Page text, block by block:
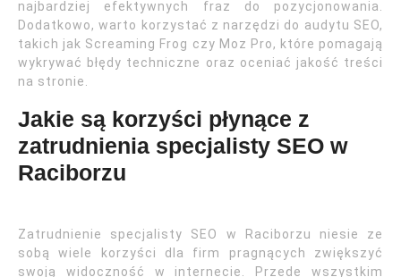
najbardziej efektywnych fraz do pozycjonowania.
Dodatkowo, warto korzystać z narzędzi do audytu SEO,
takich jak Screaming Frog czy Moz Pro, które pomagają
wykrywać błędy techniczne oraz oceniać jakość treści
na stronie.
Jakie są korzyści płynące z
zatrudnienia specjalisty SEO w
Raciborzu
Zatrudnienie specjalisty SEO w Raciborzu niesie ze
sobą wiele korzyści dla firm pragnących zwiększyć
swoją widoczność w internecie. Przede wszystkim